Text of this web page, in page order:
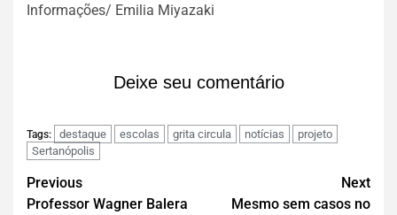
Informações/ Emilia Miyazaki
Deixe seu comentário
Tags: destaque escolas grita circula notícias
projeto
Sertanópolis
Previous
Professor Wagner Balera
Next
Mesmo sem casos no